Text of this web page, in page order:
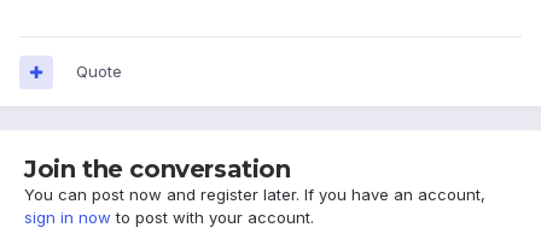
Quote
Join the conversation
You can post now and register later. If you have an account,
sign in now to post with your account.